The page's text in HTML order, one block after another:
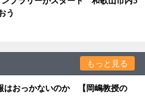
う
もっと見る
はおっかないのか 【岡嶋教授の